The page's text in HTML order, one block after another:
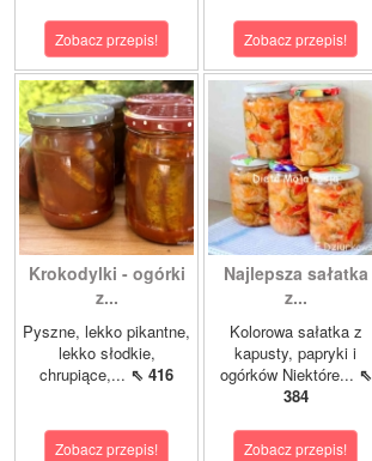
Zobacz przepis! Zobacz przepis!
Krokodylki - ogórki
z...
Pyszne, lekko pikantne,
lekko słodkie,
chrupiące,... ⇖ 416
Zobacz przepis!
Najlepsza sałatka
z...
Kolorowa sałatka z
kapusty, papryki i
ogórków Niektóre... ⇖
384
Zobacz przepis!